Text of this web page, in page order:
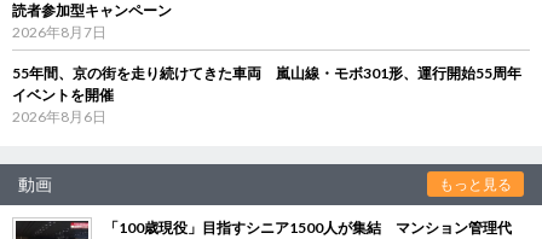
読者参加型キャンペーン
2026年8月7日
55年間、京の街を走り続けてきた車両 嵐山線・モボ301形、運行開始55周年
イベントを開催
2026年8月6日
動画 もっと見る
「100歳現役」目指すシニア1500人が集結 マンション管理代